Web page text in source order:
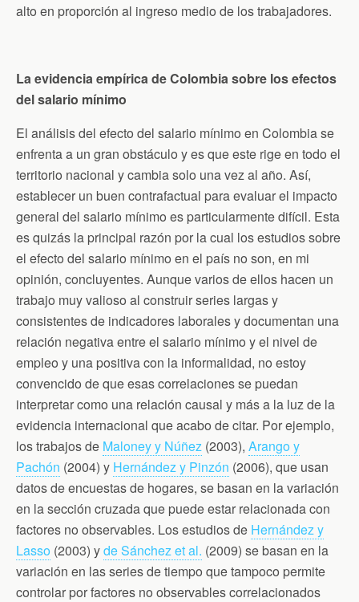
alto en proporción al ingreso medio de los trabajadores.
La evidencia empírica de Colombia sobre los efectos
del salario mínimo
El análisis del efecto del salario mínimo en Colombia se
enfrenta a un gran obstáculo y es que este rige en todo el
territorio nacional y cambia solo una vez al año. Así,
establecer un buen contrafactual para evaluar el impacto
general del salario mínimo es particularmente difícil. Esta
es quizás la principal razón por la cual los estudios sobre
el efecto del salario mínimo en el país no son, en mi
opinión, concluyentes. Aunque varios de ellos hacen un
trabajo muy valioso al construir series largas y
consistentes de indicadores laborales y documentan una
relación negativa entre el salario mínimo y el nivel de
empleo y una positiva con la informalidad, no estoy
convencido de que esas correlaciones se puedan
interpretar como una relación causal y más a la luz de la
evidencia internacional que acabo de citar. Por ejemplo,
los trabajos de Maloney y Núñez (2003), Arango y
Pachón (2004) y Hernández y Pinzón (2006), que usan
datos de encuestas de hogares, se basan en la variación
en la sección cruzada que puede estar relacionada con
factores no observables. Los estudios de Hernández y
Lasso (2003) yde Sánchez et al. (2009) se basan en la
variación en las series de tiempo que tampoco permite
controlar por factores no observables correlacionados